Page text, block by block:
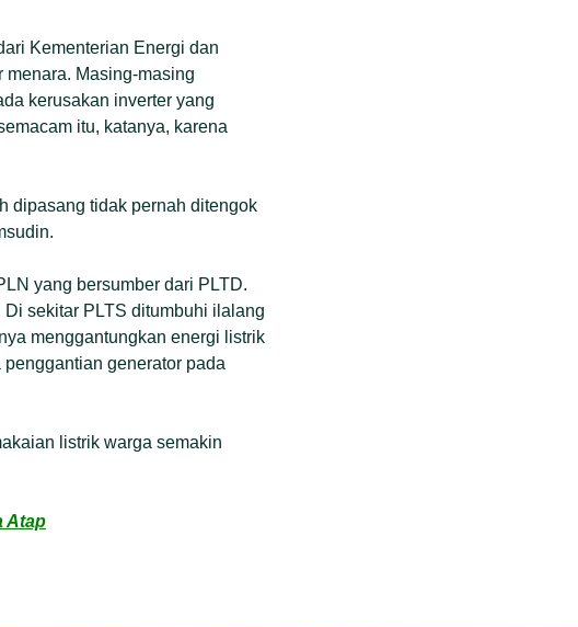
Kementerian Energi dan
Masing-masing
kerusakan inverter yang
itu, katanya, karena
dipasang tidak pernah ditengok
yang bersumber dari PLTD.
sekitar PLTS ditumbuhi ilalang
menggantungkan energi listrik
generator pada
listrik warga semakin
Atap